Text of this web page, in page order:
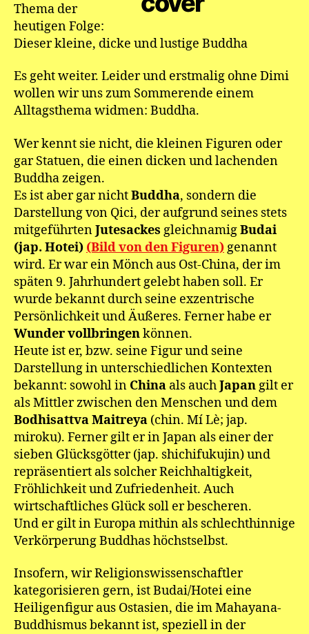
Thema der
heutigen Folge:
Dieser kleine, dicke und lustige Buddha
Es geht weiter. Leider und erstmalig ohne Dimi
wollen wir uns zum Sommerende einem
Alltagsthema widmen: Buddha.
Wer kennt sie nicht, die kleinen Figuren oder
gar Statuen, die einen dicken und lachenden
Buddha zeigen.
Es ist aber gar nichtBuddha, sondern die
Darstellung von Qici, der aufgrund seines stets
mitgeführtenJutesackes gleichnamigBudai
(jap. Hotei) (Bild von den Figuren) genannt
wird. Er war ein Mönch aus Ost-China, der im
späten 9. Jahrhundert gelebt haben soll. Er
wurde bekannt durch seine exzentrische
Persönlichkeit und Äußeres. Ferner habe er
Wunder vollbringenkönnen.
Heute ist er, bzw. seine Figur und seine
Darstellung in unterschiedlichen Kontexten
bekannt: sowohl in China als auchJapan gilt er
als Mittler zwischen den Menschen und dem
Bodhisattva Maitreya (chin. Mí Lè; jap.
miroku). Ferner gilt er in Japan als einer der
sieben Glücksgötter (jap. shichifukujin) und
repräsentiert als solcher Reichhaltigkeit,
Fröhlichkeit und Zufriedenheit. Auch
wirtschaftliches Glück soll er bescheren.
Und er gilt in Europa mithin als schlechthinnige
Verkörperung Buddhas höchstselbst.
Insofern, wir Religionswissenschaftler
kategorisieren gern, ist Budai/Hotei eine
Heiligenfigur aus Ostasien, die im Mahayana-
Buddhismus bekannt ist, speziell in der